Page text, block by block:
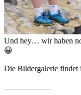
Und hey… wir haben
😀
Die Bildergalerie findet